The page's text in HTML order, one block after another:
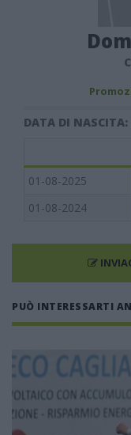
DATA DI NASCITA:
01-08-2025
01-08-2024
PUÒ INTERESSARTI